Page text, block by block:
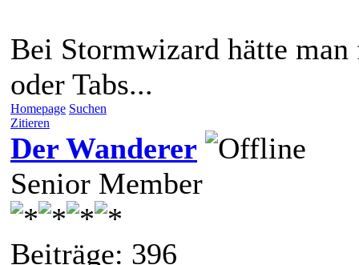
Bei Stormwizard hätte
oder Tabs...
Homepage Suchen
Zitieren
Der Wanderer
Senior Member
Beiträge: 396